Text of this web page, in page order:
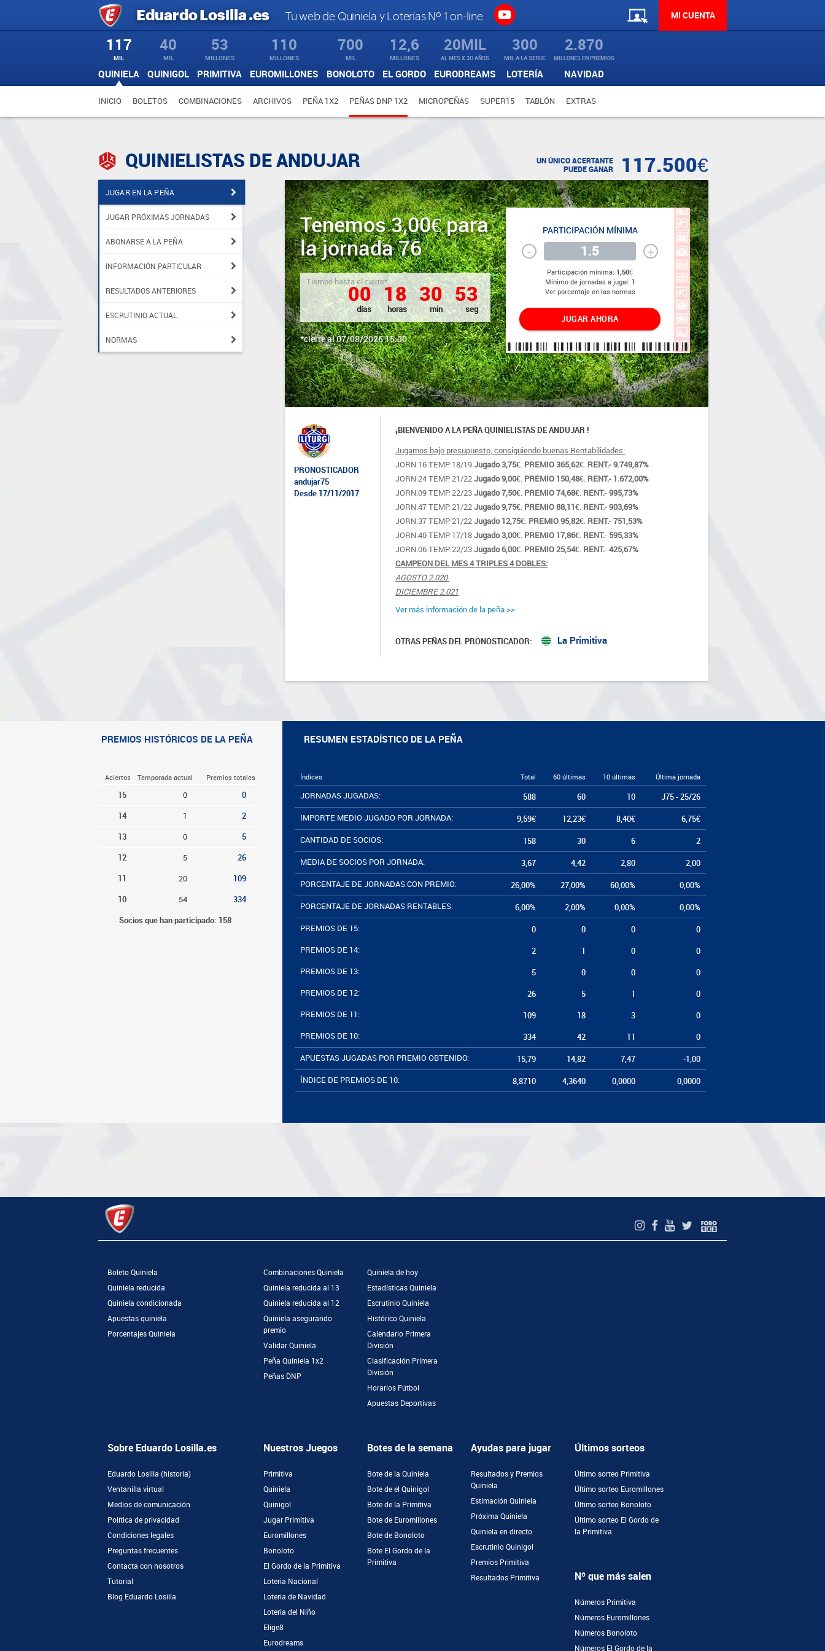
EduardoLosilla.es Tu web de Quiniela y Loterías Nº 1 on-line MI CUENTA
117
MIL
QUINIELA
40
MIL
QUINIGOL
53
MILLONES
PRIMITIVA
110
MILLONES
EUROMILLONES
700
MIL
BONOLOTO
12,6
MILLONES
EL GORDO
20MIL
AL MES X 3O AÑOS
EURODREAMS
300
MIL A LA SERIE
LOTERÍA
2.870
MILLONES EN PREMIOS
NAVIDAD
INICIO BOLETOS COMBINACIONES ARCHIVOS PEÑA 1X2 PEÑAS DNP 1X2 MICROPEÑAS SUPER15 TABLÓN EXTRAS
QUINIELISTAS DE ANDUJAR
JUGAR EN LA PEÑA
JUGAR PRÓXIMAS JORNADAS
ABONARSE A LA PEÑA
INFORMACIÓN PARTICULAR
RESULTADOS ANTERIORES
ESCRUTINIO ACTUAL
NORMAS
UN ÚNICO ACERTANTE
PUEDE GANAR
117.500€
Tenemos 3,00€ para
la jornada 76
Tiempo hasta el cierre*
00
días
18
horas
30
min
53
seg
*cierre al 07/08/2026 15:00
PARTICIPACIÓN MÍNIMA
- +
Participación mínima: 1,50€
Mínimo de jornadas a jugar: 1
Ver porcentaje en las normas
JUGAR AHORA
PRONOSTICADOR
andujar75
Desde 17/11/2017
¡BIENVENIDO A LA PEÑA QUINIELISTAS DE ANDUJAR !
Jugamos bajo presupuesto, consiguiendo buenas Rentabilidades:
JORN.16 TEMP. 18/19 Jugado 3,75€. PREMIO 365,62€. RENT.- 9.749,87%
JORN.24 TEMP. 21/22 Jugado 9,00€. PREMIO 150,48€. RENT.- 1.672,00%
JORN.09 TEMP. 22/23 Jugado 7,50€. PREMIO 74,68€. RENT.- 995,73%
JORN.47 TEMP. 21/22 Jugado 9,75€. PREMIO 88,11€. RENT.- 903,69%
JORN.37 TEMP. 21/22 Jugado 12,75€. PREMIO 95,82€. RENT.- 751,53%
JORN.40 TEMP. 17/18 Jugado 3,00€. PREMIO 17,86€. RENT.- 595,33%
JORN.06 TEMP. 22/23 Jugado 6,00€. PREMIO 25,54€. RENT.- 425,67%
CAMPEON DEL MES 4 TRIPLES 4 DOBLES:
AGOSTO 2.020
DICIEMBRE 2.021
Ver más información de la peña >>
OTRAS PEÑAS DEL PRONOSTICADOR: La Primitiva
PREMIOS HISTÓRICOS DE LA PEÑA
Aciertos Temporada actual Premios totales
15 0 0
14 1 2
13 0 5
12 5 26
11 20 109
10 54 334
Socios que han participado: 158
RESUMEN ESTADÍSTICO DE LA PEÑA
Índices Total 60 últimas 10 últimas Última jornada
JORNADAS JUGADAS: 588 60 10 J75 - 25/26
IMPORTE MEDIO JUGADO POR JORNADA: 9,59€ 12,23€ 8,40€ 6,75€
CANTIDAD DE SOCIOS: 158 30 6 2
MEDIA DE SOCIOS POR JORNADA: 3,67 4,42 2,80 2,00
PORCENTAJE DE JORNADAS CON PREMIO: 26,00% 27,00% 60,00% 0,00%
PORCENTAJE DE JORNADAS RENTABLES: 6,00% 2,00% 0,00% 0,00%
PREMIOS DE 15: 0 0 0 0
PREMIOS DE 14: 2 1 0 0
PREMIOS DE 13: 5 0 0 0
PREMIOS DE 12: 26 5 1 0
PREMIOS DE 11: 109 18 3 0
PREMIOS DE 10: 334 42 11 0
APUESTAS JUGADAS POR PREMIO OBTENIDO: 15,79 14,82 7,47 -1,00
ÍNDICE DE PREMIOS DE 10: 8,8710 4,3640 0,0000 0,0000
Boleto Quiniela
Quiniela reducida
Quiniela condicionada
Apuestas quiniela
Porcentajes Quiniela
Combinaciones Quiniela
Quiniela reducida al 13
Quiniela reducida al 12
Quiniela asegurando
premio
Validar Quiniela
Peña Quiniela 1x2
Peñas DNP
Quiniela de hoy
Estadísticas Quiniela
Escrutinio Quiniela
Histórico Quiniela
Calendario Primera
División
Clasificación Primera
División
Horarios Fútbol
Apuestas Deportivas
Sobre Eduardo Losilla.es
Eduardo Losilla (historia)
Ventanilla virtual
Medios de comunicación
Política de privacidad
Condiciones legales
Preguntas frecuentes
Contacta con nosotros
Tutorial
Blog Eduardo Losilla
Nuestros Juegos
Primitiva
Quiniela
Quinigol
Jugar Primitiva
Euromillones
Bonoloto
El Gordo de la Primitiva
Loteria Nacional
Loteria de Navidad
Loteria del Niño
Elige8
Eurodreams
Botes de la semana
Bote de la Quiniela
Bote de el Quinigol
Bote de la Primitiva
Bote de Euromillones
Bote de Bonoloto
Bote El Gordo de la
Primitiva
Ayudas para jugar
Resultados y Premios
Quiniela
Estimación Quiniela
Próxima Quiniela
Quiniela en directo
Escrutinio Quinigol
Premios Primitiva
Resultados Primitiva
Últimos sorteos
Último sorteo Primitiva
Último sorteo Euromillones
Último sorteo Bonoloto
Último sorteo El Gordo de
la Primitiva
Nº que más salen
Números Primitiva
Números Euromillones
Números Bonoloto
Números El Gordo de la